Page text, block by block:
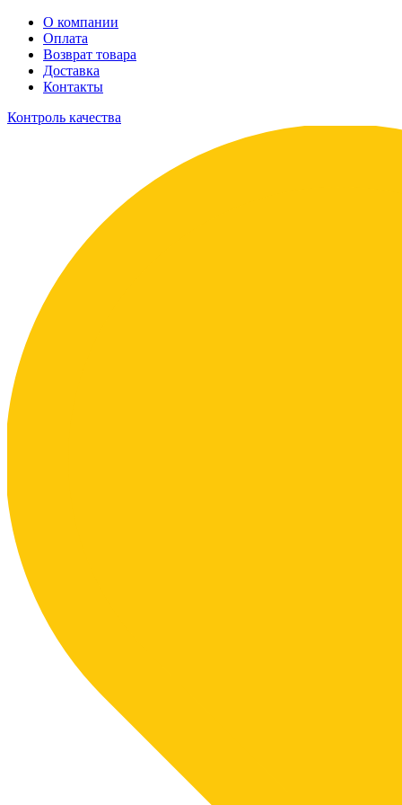
О компании
Оплата
Возврат товара
Доставка
Контакты
Контроль качества